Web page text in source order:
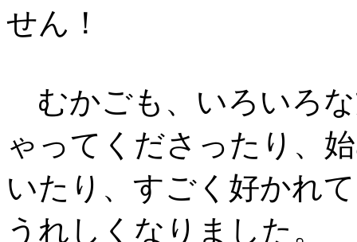
せん！
むかごも、いろいろ
ゃってくださったり、
いたり、すごく好かれ
うれしくなりました。